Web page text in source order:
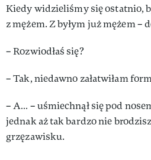
Kiedy widzieliśmy się ostatnio,
z mężem. Z byłym już mężem –
– Rozwiodłaś się?
– Tak, niedawno załatwiłam
– A… – uśmiechnął się pod
jednak aż tak bardzo nie
grzęzawisku.